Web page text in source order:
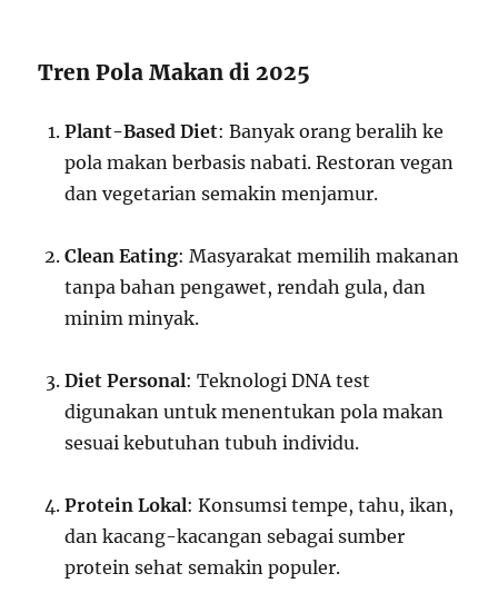
Tren Pola Makan di 2025
Plant-Based Diet: Banyak orang beralih ke
pola makan berbasis nabati. Restoran vegan
dan vegetarian semakin menjamur.
Clean Eating: Masyarakat memilih makanan
tanpa bahan pengawet, rendah gula, dan
minim minyak.
Diet Personal: Teknologi DNA test
digunakan untuk menentukan pola makan
sesuai kebutuhan tubuh individu.
Protein Lokal: Konsumsi tempe, tahu, ikan,
dan kacang-kacangan sebagai sumber
protein sehat semakin populer.